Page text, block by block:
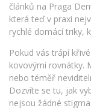
článků na Praga
která teď v praxi
rychlé domácí triky,
Pokud vás trápí
kovovými rovnátky.
nebo téměř
Dozvíte se tu, jak
nejsou žádné